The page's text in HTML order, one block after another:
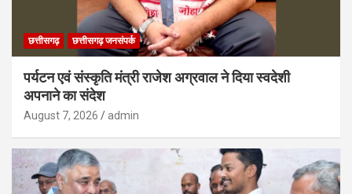
छत्तीसगढ़ छत्तीसगढ़ जनसंपर्क
पर्यटन एवं संस्कृति मंत्री राजेश अग्रवाल ने दिया स्वदेशी
अपनाने का संदेश
August 7, 2026 admin